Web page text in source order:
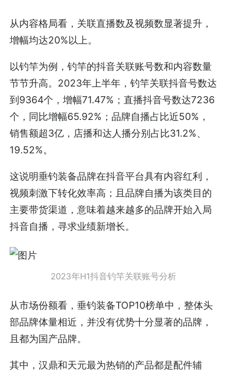
从内容格局看，关联直播数及视频数显著提升，
增幅均达20%以上。
以钓竿为例，钓竿的抖音关联账号数和内容数量
节节升高。2023年上半年，钓竿关联抖音号数达
到9364个，增幅71.47%；直播抖音号数达7236
个，同比增幅65.92%；品牌自播占比近50%，
销售额超3亿，店播和达人播分别占比31.2%、
19.52%。
这说明垂钓装备品牌在抖音平台具有内容红利，
视频刺激下转化效率高；且品牌自播为该类目的
主要带货渠道，意味着越来越多的品牌开始入局
抖音自播，寻求业绩新增长。
2023年H1抖音钓竿关联账号分析
从市场份额看，垂钓装备TOP10榜单中，整体头
部品牌体量相近，并没有优势十分显著的品牌，
且都为国产品牌。
其中，汉鼎和天元最为热销的产品都是配件辅